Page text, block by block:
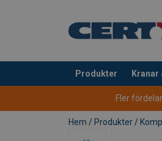
Produkter Kranar
tillagd i varukorg
Fler
Hem / Produkter /